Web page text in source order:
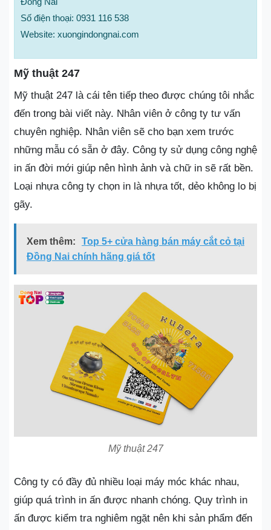
Số điện thoại: 0931 116 538
Website: xuongindongnai.com
Mỹ thuật 247
Mỹ thuật 247 là cái tên tiếp theo được chúng tôi nhắc
đến trong bài viết này. Nhân viên ở công ty tư vấn
chuyên nghiệp. Nhân viên sẽ cho bạn xem trước
những mẫu có sẵn ở đây. Công ty sử dụng công nghệ
in ấn đời mới giúp nên hình ảnh và chữ in sẽ rất bền.
Loại nhựa công ty chọn in là nhựa tốt, dẻo không lo bị
gãy.
Xem thêm:
Top 5+ cửa hàng bán máy cắt cỏ tại
Đồng Nai chính hãng giá tốt
Mỹ thuật 247
Công ty có đầy đủ nhiều loại máy móc khác nhau,
giúp quá trình in ấn được nhanh chóng. Quy trình in
ấn được kiểm tra nghiêm ngặt nên khi sản phẩm đến